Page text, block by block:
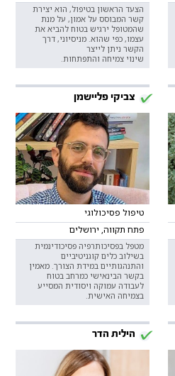
הצעד הראשון בטיפול, הוא יצירת
קשר המבוסס על אמון, על מנת
שהמטופל ירגיש בטוח להביא את
עצמו, כפי שהוא. מניסיוני, דרך
הקשר ניתן לייצר
שינוי צמיחה והתפתחות.
צביקי פליישמן
טיפול פסיכולוגי
פתח תקווה, ירושלים
מטפל בפסיכותרפיה פסיכודינמית
בשילוב כלים קוגניטיביים
והתנהגותיים במידת הצורך. מאמין
בקשר הבינאישי כמרחב בטוח
לעבודה עמוקה ויסודית המסייע
בצמיחה האישית.
הילית הדר